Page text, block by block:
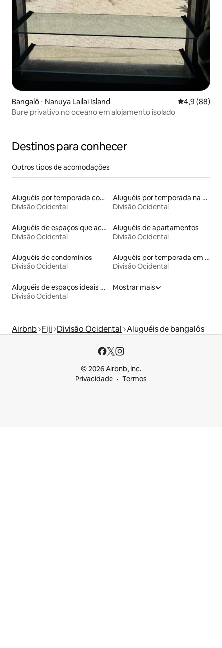
Bangalô ⋅ Nanuya Lailai Island 4,9 de uma
4,9 (88)
Bure privativo no oceano em alojamento isolado
Destinos para conhecer
Outros tipos de acomodações
Aluguéis por temporada com acesso ao lago
Divisão Ocidental
Aluguéis por temporada na orla
Divisão Ocidental
Aluguéis de espaços que aceitam animais de estimação
Divisão Ocidental
Aluguéis de apartamentos
Divisão Ocidental
Aluguéis de condomínios
Divisão Ocidental
Aluguéis por temporada em hotéis-fazenda
Divisão Ocidental
Aluguéis de espaços ideais para famílias
Divisão Ocidental
Mostrar mais
Airbnb Fiji Divisão Ocidental Aluguéis de bangalôs
© 2026 Airbnb, Inc.
Privacidade
Termos